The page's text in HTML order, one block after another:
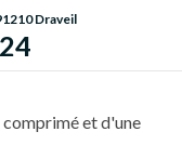
Draveil